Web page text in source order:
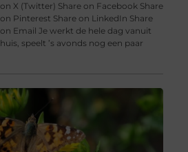
on X (Twitter) Share on Facebook Share
on Pinterest Share on LinkedIn Share
on Email Je werkt de hele dag vanuit
huis, speelt ’s avonds nog een paar